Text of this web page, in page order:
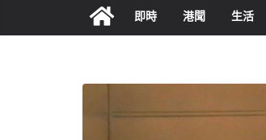
即時 港聞 生活